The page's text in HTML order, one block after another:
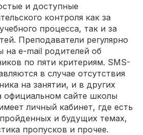
и доступные
контроля как за
процесса, так и за
Преподаватели регулярно
на e-mail родителей об
по пяти критериям. SMS-
в случае отсутствия
на занятии, и в других
официальном сайте школы
личный кабинет, где есть
и будущих темах,
пропусков и прочее.